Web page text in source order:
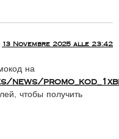
13 Novembre 2025 alle 23:42
на
чтобы получить